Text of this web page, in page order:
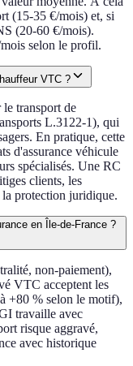
(15-35 €/mois) et, si
(20-60 €/mois).
selon le profil.
VTC ?
transport de
L.3122-1), qui
En pratique, cette
d'assurance véhicule
spécialisés. Une RC
clients, les
protection juridique.
en Île-de-France ?
non-paiement),
VTC acceptent les
+80 % selon le motif),
travaille avec
risque aggravé,
avec historique